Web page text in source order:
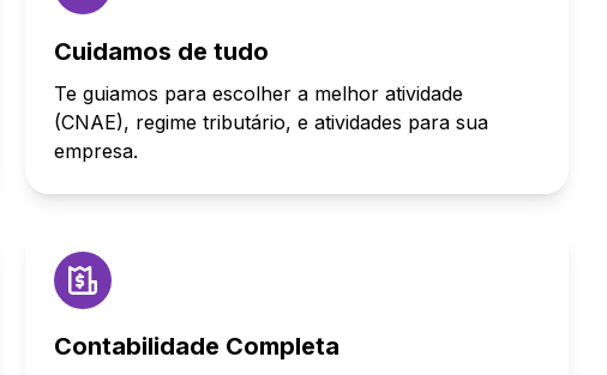
Cuidamos de tudo
Te guiamos para escolher a melhor atividade
(CNAE), regime tributário, e atividades para sua
empresa.
Contabilidade Completa